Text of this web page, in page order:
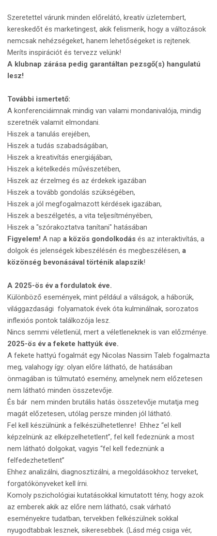
Szeretettel várunk minden előrelátó, kreatív üzletembert,
kereskedőt és marketingest, akik felismerik, hogy a változások
nemcsak nehézségeket, hanem lehetőségeket is rejtenek.
Meríts inspirációt és tervezz velünk!
A klubnap zárása pedig garantáltan pezsgő(s) hangulatú
lesz!
További ismertető:
A konferenciáimnak mindig van valami mondanivalója, mindig
szeretnék valamit elmondani.
Hiszek a tanulás erejében,
Hiszek a tudás szabadságában,
Hiszek a kreativítás energiájában,
Hiszek a kételkedés művészetében,
Hiszek az érzelmeg és az érdekek igazában
Hiszek a tovább gondolás szükségében,
Hiszek a jól megfogalmazott kérdések igazában,
Hiszek a beszélgetés, a vita teljesítményében,
Hiszek a "szórakoztatva tanítani" hatásában
Figyelem! A nap a közös gondolkodás és az interaktivítás, a
dolgok és jelenségek kibeszélésén és megbeszélésen, a
közönség bevonásával történik alapszik!
A 2025-ös év a fordulatok éve.
Különböző események, mint például a válságok, a háborúk,
világgazdasági folyamatok évek óta kulminálnak, sorozatos
inflexiós pontok találkozója lesz.
Nincs semmi véletlenül, mert a véletleneknek is van előzménye.
2025-ös év a fekete hattyúk éve.
A fekete hattyú fogalmát egy Nicolas Nassim Taleb fogalmazta
meg, valahogy így: olyan előre látható, de hatásában
önmagában is túlmutató esemény, amelynek nem előzetesen
nem látható minden összetevője.
És bár nem minden brutális hatás összetevője mutatja meg
magát előzetesen, utólag persze minden jól látható.
Fel kell készülnünk a felkészülhetetlenre! Ehhez “el kell
képzelnünk az elképzelhetetlent”, fel kell fedeznünk a most
nem látható dolgokat, vagyis “fel kell fedeznünk a
felfedezhetetlent”
Ehhez analizálni, diagnosztizálni, a megoldásokhoz terveket,
forgatókönyveket kell írni.
Komoly pszichológiai kutatásokkal kimutatott tény, hogy azok
az emberek akik az előre nem látható, csak várható
eseményekre tudatban, tervekben felkészülnek sokkal
nyugodtabbak lesznek, sikeresebbek. (Lásd még csiga vér,